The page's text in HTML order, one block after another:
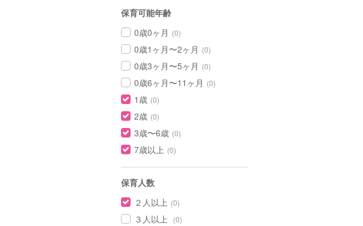
保育可能年齢
0歳0ヶ月 (0)
0歳1ヶ月〜2ヶ月 (0)
0歳3ヶ月〜5ヶ月 (0)
0歳6ヶ月〜11ヶ月 (0)
1歳 (0)
2歳 (0)
3歳〜6歳 (0)
7歳以上 (0)
保育人数
２人以上 (0)
３人以上 (0)